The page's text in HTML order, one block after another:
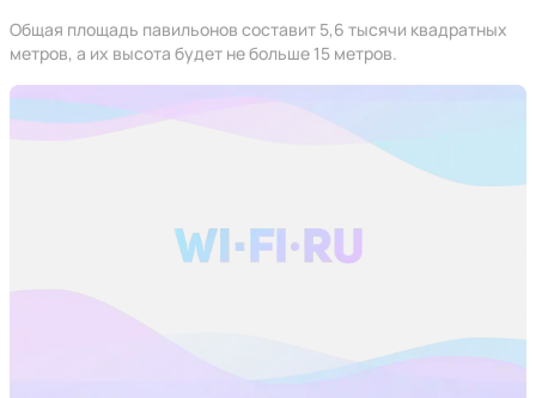
Общая площадь павильонов составит 5,6 тысячи квадратных
метров, а их высота будет не больше 15 метров.